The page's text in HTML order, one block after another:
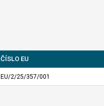
ČÍSLO EU
EU/2/25/357/001